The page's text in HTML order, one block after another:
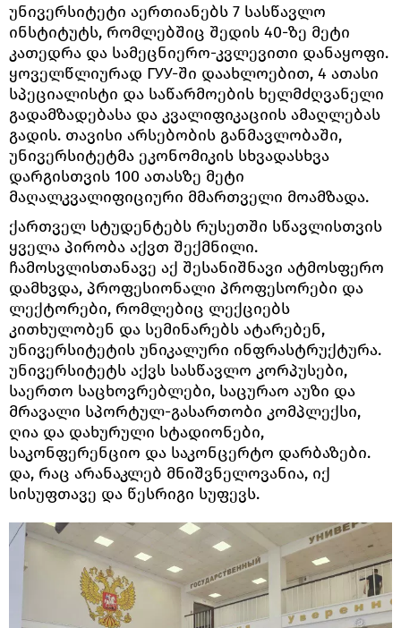
უნივერსიტეტი აერთიანებს 7 სასწავლო
ინსტიტუტს, რომლებშიც შედის 40-ზე მეტი
კათედრა და სამეცნიერო-კვლევითი დანაყოფი.
ყოველწლიურად ГУУ-ში დაახლოებით, 4 ათასი
სპეციალისტი და საწარმოების ხელმძღვანელი
გადამზადებასა და კვალიფიკაციის ამაღლებას
გადის. თავისი არსებობის განმავლობაში,
უნივერსიტეტმა ეკონომიკის სხვადასხვა
დარგისთვის 100 ათასზე მეტი
მაღალკვალიფიციური მმართველი მოამზადა.
ქართველ სტუდენტებს რუსეთში სწავლისთვის
ყველა პირობა აქვთ შექმნილი.
ჩამოსვლისთანავე აქ შესანიშნავი ატმოსფერო
დამხვდა, პროფესიონალი პროფესორები და
ლექტორები, რომლებიც ლექციებს
კითხულობენ და სემინარებს ატარებენ,
უნივერსიტეტის უნიკალური ინფრასტრუქტურა.
უნივერსიტეტს აქვს სასწავლო კორპუსები,
საერთო საცხოვრებლები, საცურაო აუზი და
მრავალი სპორტულ-გასართობი კომპლექსი,
ღია და დახურული სტადიონები,
საკონფერენციო და საკონცერტო დარბაზები.
და, რაც არანაკლებ მნიშვნელოვანია, იქ
სისუფთავე და წესრიგი სუფევს.